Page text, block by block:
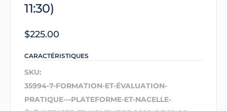
11:30)
$225.00
CARACTÉRISTIQUES
SKU:
35994-7-FORMATION-ET-ÉVALUATION-
PRATIQUE---PLATEFORME-ET-NACELLE-